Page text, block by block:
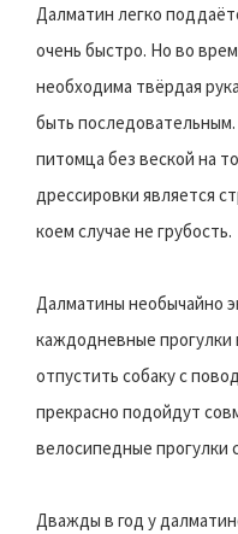
Далматин легко
очень быстро. Но во
необходима твёрдая
быть
питомца без веской на
дрессировки является
коем случае не грубость.
Далматины необычайно
каждодневные прогулки
отпустить собаку с
прекрасно подойдут
велосипедные прогулки
Дважды в год у